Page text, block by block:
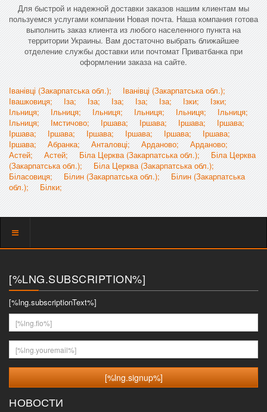
Для быстрой и надежной доставки заказов нашим клиентам мы
пользуемся услугами компании Новая почта. Наша компания готова
выполнить заказ клиента из любого населенного пункта на
территории Украины. Вам достаточно выбрать ближайшее
отделение службы доставки или почтомат Приватбанка при
оформлении заказа на сайте.
Іванівці (Закарпатська обл.);
Іванівці (Закарпатська обл.);
Івашковиця;
Іза; Іза; Іза; Іза; Іза; Ізки;
Ізки;
Ільниця;
Ільниця; Ільниця; Ільниця; Ільниця;
Ільниця;
Ільниця;
Імстичово; Іршава; Іршава; Іршава;
Іршава;
Іршава;
Іршава; Іршава; Іршава; Іршава;
Іршава;
Іршава;
Абранка; Анталовці; Арданово;
Арданово;
Астей;
Астей; Біла Церква (Закарпатська обл.);
Біла Церква
(Закарпатська обл.);
Біла Церква (Закарпатська обл.);
Біласовиця;
Білин (Закарпатська обл.);
Білин (Закарпатська
обл.);
Білки;
Показать
[%LNG.SUBSCRIPTION%]
[%lng.subscriptionText%]
[%lng.fio%]
[%lng.youremail%]
НОВОСТИ